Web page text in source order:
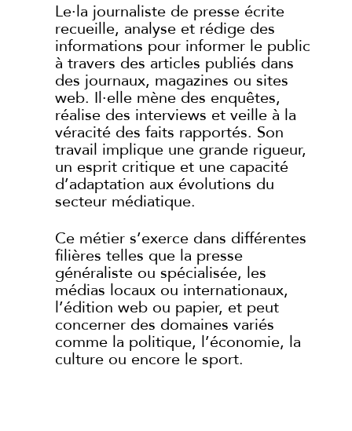
Le·la journaliste de presse écrite
recueille, analyse et rédige des
informations pour informer le public
à travers des articles publiés dans
des journaux, magazines ou sites
web. Il·elle mène des enquêtes,
réalise des interviews et veille à la
véracité des faits rapportés. Son
travail implique une grande rigueur,
un esprit critique et une capacité
d’adaptation aux évolutions du
secteur médiatique.
Ce métier s’exerce dans différentes
filières telles que la presse
généraliste ou spécialisée, les
médias locaux ou internationaux,
l’édition web ou papier, et peut
concerner des domaines variés
comme la politique, l’économie, la
culture ou encore le sport.